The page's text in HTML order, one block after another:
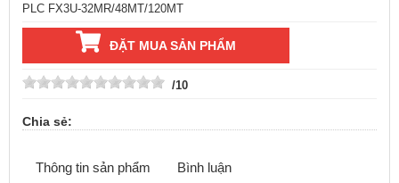
PLC FX3U-32MR/48MT/120MT
ĐẶT MUA SẢN PHẨM
/10
Chia sẻ:
Thông tin sản phẩm Bình luận